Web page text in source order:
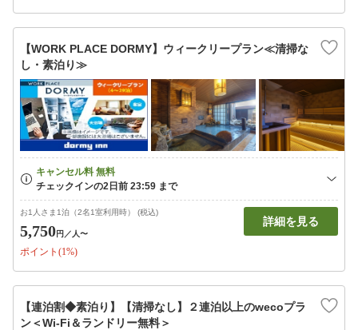
【WORK PLACE DORMY】ウィークリープラン≪清掃な
し・素泊り≫
お1人さま1泊（2名1室利用時） (税込)
5,750円 ／人〜
ポイント(1%)
詳細を見る
【連泊割◆素泊り】【清掃なし】２連泊以上のwecoプラ
ン＜Wi-Fi＆ランドリー無料＞